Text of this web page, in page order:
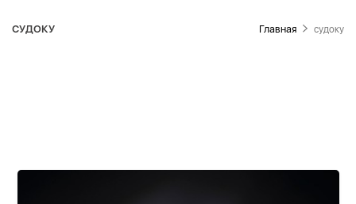
СУДОКУ Главная судоку